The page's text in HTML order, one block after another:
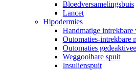
Bloedversamelingsbuis
Lancet
Hipodermies
Handmatige intrekbare
Outomaties-intrekbare
Outomaties
Weggooibare spuit
Insulienspuit